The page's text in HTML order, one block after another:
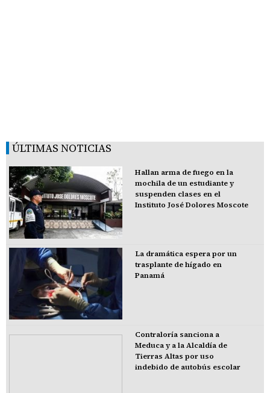
ÚLTIMAS NOTICIAS
Hallan arma de fuego en la
mochila de un estudiante y
suspenden clases en el
Instituto José Dolores Moscote
La dramática espera por un
trasplante de hígado en
Panamá
Contraloría sanciona a
Meduca y a la Alcaldía de
Tierras Altas por uso
indebido de autobús escolar